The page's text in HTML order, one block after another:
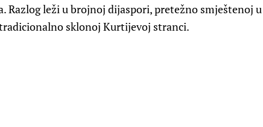
Razlog leži u brojnoj dijaspori, pretežno smještenoj u
sklonoj Kurtijevoj stranci.